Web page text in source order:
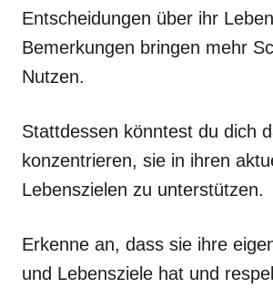
Entscheidungen über ihr
Bemerkungen bringen mehr
Nutzen.
Stattdessen könntest du dich
konzentrieren, sie in ihren
Lebenszielen zu unterstützen.
Erkenne an, dass sie ihre
und Lebensziele hat und